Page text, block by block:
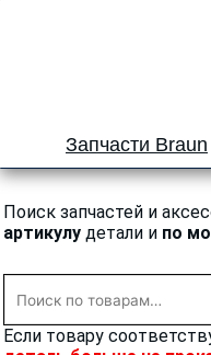
Запчасти Braun
Поиск запчастей и
артикулу детали и по
Если товару